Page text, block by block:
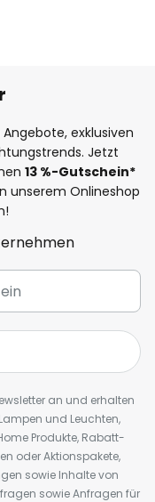
exklusiven
Jetzt
13 %-Gutschein*
unserem Onlineshop
an und erhalten
und Leuchten,
Produkte, Rabatt-
oder Aktionspakete,
sowie Inhalte von
sowie Anfragen für